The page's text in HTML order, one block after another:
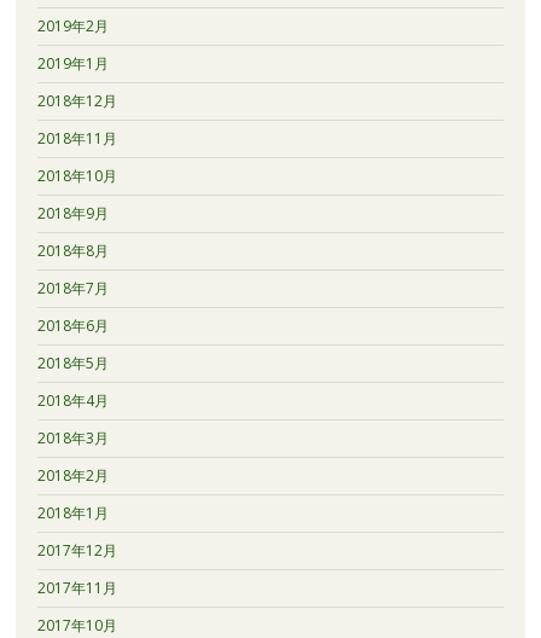
2019年2月
2019年1月
2018年12月
2018年11月
2018年10月
2018年9月
2018年8月
2018年7月
2018年6月
2018年5月
2018年4月
2018年3月
2018年2月
2018年1月
2017年12月
2017年11月
2017年10月